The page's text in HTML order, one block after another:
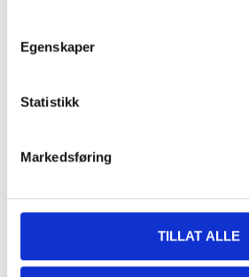
Egenskaper
Statistikk
Markedsføring
TILLAT ALLE
Andre kunder har